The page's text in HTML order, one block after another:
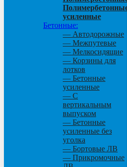
усиленные
Бетонные:
— Автодорожные
— Межпутевые
— Мелкосидящие
— Корзины для
лотков
— Бетонные
усиленные
— С
вертикальным
выпуском
— Бетонные
усиленные без
уголка
— Бортовые ЛВ
— Прикромочные